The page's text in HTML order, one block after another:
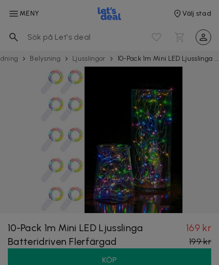
MENY Välj stad
Belysning Ljusslingor 10-Pack 1m Mini LED Ljusslinga Batteridriven Flerfärgad
10-Pack 1m Mini LED Ljusslinga
Batteridriven Flerfärgad
169 kr
199 kr
KÖP